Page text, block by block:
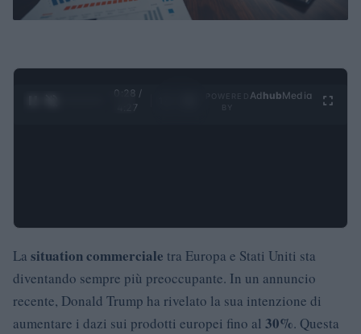
0:29 /
4:27
Ad hubMedia
La situation commerciale tra Europa e Stati Uniti sta
diventando sempre più preoccupante. In un annuncio
recente, Donald Trump ha rivelato la sua intenzione di
aumentare i dazi sui prodotti europei fino al 30%. Questa